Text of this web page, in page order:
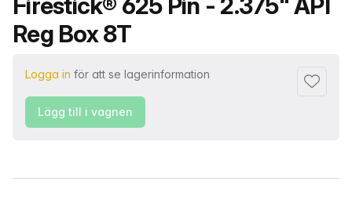
Reg Box 8T
Logga in för att se lagerinformation
Lägg
Lägg till i vagnen